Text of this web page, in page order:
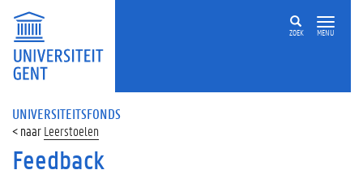
ZOEK MENU
UNIVERSITEITSFONDS
Leerstoelen
Feedback